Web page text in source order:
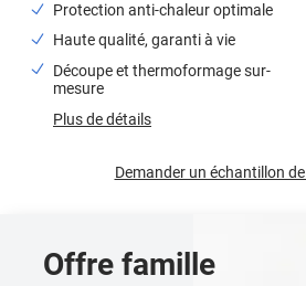
Protection anti-chaleur optimale
Haute qualité, garanti à vie
Découpe et thermoformage sur-
mesure
Plus de détails
Demander un échantillon de
Offre famille